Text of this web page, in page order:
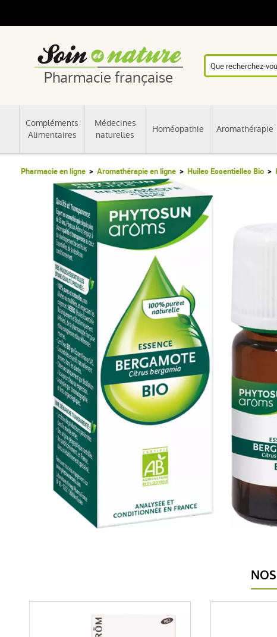
Pharmacie française
Compléments
Alimentaires
Médecines
naturelles
Homéopathie Aromathérapie
Pharmacie en ligne Aromathérapie en ligne Huiles Essentielles Bio